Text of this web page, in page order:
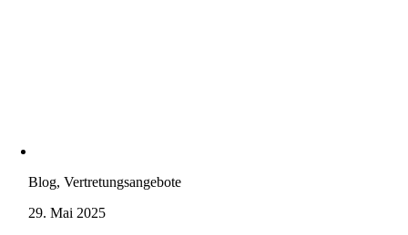
Blog, Vertretungsangebote
29. Mai 2025